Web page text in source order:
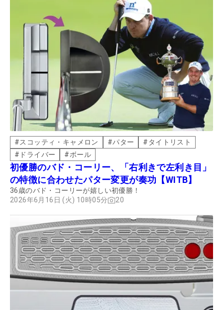
#スコッティ・キャメロン #パター # タイトリスト
# ドライバー #ボール
初優勝のバド・コーリー、「右利きで左利き目」
の特徴に合わせたパター変更が奏功【WITB】
36歳のバド・コーリーが嬉しい初優勝！
2026年6月16日 (火) 10時05分
20